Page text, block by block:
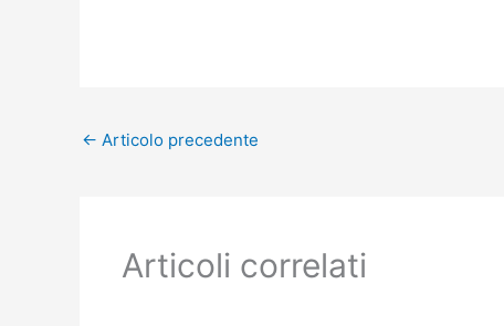
← Articolo precedente
Articoli correlati